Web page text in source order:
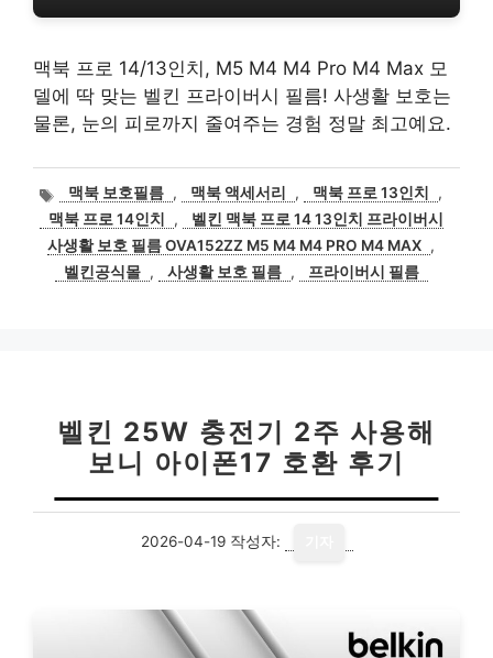
맥북 프로 14/13인치, M5 M4 M4 Pro M4 Max 모
델에 딱 맞는 벨킨 프라이버시 필름! 사생활 보호는
물론, 눈의 피로까지 줄여주는 경험 정말 최고예요.
태
그
맥북 보호필름 , 맥북 액세서리 , 맥북 프로 13인치
,
맥북 프로 14인치
,
벨킨 맥북 프로 14 13인치 프라이버시
사생활 보호 필름 OVA152ZZ M5 M4 M4 PRO M4 MAX ,
벨킨공식몰 , 사생활 보호 필름 , 프라이버시 필름
벨킨 25W 충전기 2주 사용해
보니 아이폰17 호환 후기
2026-04-19 작성자: